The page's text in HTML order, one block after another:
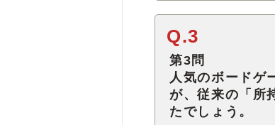
Q.3
第3問
人気のボードゲ
が、従来の「所
たでしょう。